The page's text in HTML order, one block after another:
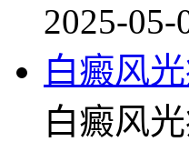
2025-05-
白癜风
白癜风